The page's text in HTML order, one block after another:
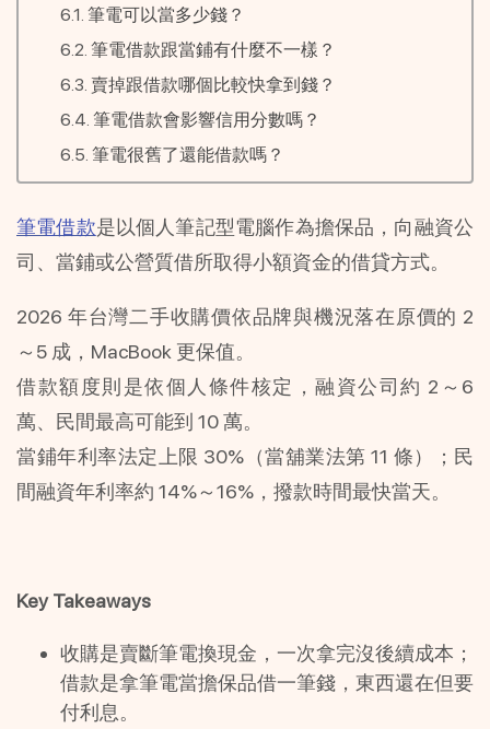
筆電可以當多少錢？
筆電借款跟當鋪有什麼不一樣？
賣掉跟借款哪個比較快拿到錢？
筆電借款會影響信用分數嗎？
筆電很舊了還能借款嗎？
筆電借款是以個人筆記型電腦作為擔保品，向融資公
司、當鋪或公營質借所取得小額資金的借貸方式。
2026 年台灣二手收購價依品牌與機況落在原價的 2
～5 成，MacBook 更保值。
借款額度則是依個人條件核定，融資公司約 2～6
萬、民間最高可能到 10 萬。
當鋪年利率法定上限 30%（當舖業法第 11 條）；民
間融資年利率約 14%～16%，撥款時間最快當天。
Key Takeaways
收購是賣斷筆電換現金，一次拿完沒後續成本；
借款是拿筆電當擔保品借一筆錢，東西還在但要
付利息。